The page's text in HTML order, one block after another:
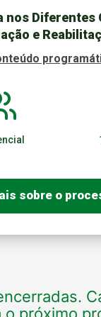
nos Diferentes
e
sobre o